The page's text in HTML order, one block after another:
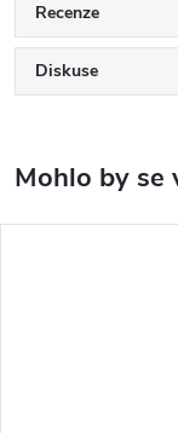
Recenze
Diskuse